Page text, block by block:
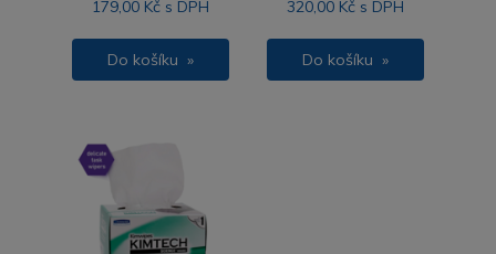
179,00 Kč s DPH
Do košíku »
320,00 Kč s DPH
Do košíku »